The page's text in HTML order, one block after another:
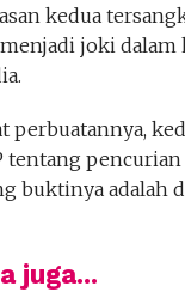
kedua
joki dalam
perbuatannya,
tentang
buktinya adalah
juga...